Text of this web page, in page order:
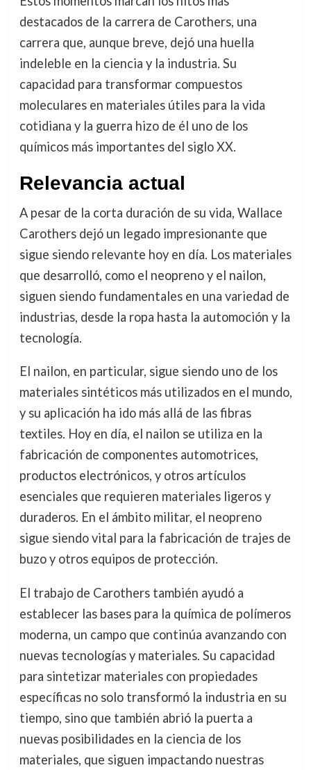
destacados de la carrera de Carothers, una
carrera que, aunque breve, dejó una huella
indeleble en la ciencia y la industria. Su
capacidad para transformar compuestos
moleculares en materiales útiles para la vida
cotidiana y la guerra hizo de él uno de los
químicos más importantes del siglo XX.
Relevancia actual
A pesar de la corta duración de su vida, Wallace
Carothers dejó un legado impresionante que
sigue siendo relevante hoy en día. Los materiales
que desarrolló, como el neopreno y el nailon,
siguen siendo fundamentales en una variedad de
industrias, desde la ropa hasta la automoción y la
tecnología.
El nailon, en particular, sigue siendo uno de los
materiales sintéticos más utilizados en el mundo,
y su aplicación ha ido más allá de las fibras
textiles. Hoy en día, el nailon se utiliza en la
fabricación de componentes automotrices,
productos electrónicos, y otros artículos
esenciales que requieren materiales ligeros y
duraderos. En el ámbito militar, el neopreno
sigue siendo vital para la fabricación de trajes de
buzo y otros equipos de protección.
El trabajo de Carothers también ayudó a
establecer las bases para la química de polímeros
moderna, un campo que continúa avanzando con
nuevas tecnologías y materiales. Su capacidad
para sintetizar materiales con propiedades
específicas no solo transformó la industria en su
tiempo, sino que también abrió la puerta a
nuevas posibilidades en la ciencia de los
materiales, que siguen impactando nuestras